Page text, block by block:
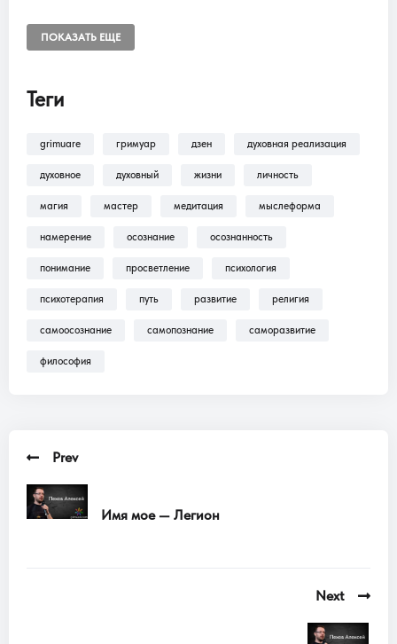
“SUBSCRIPTION ONLINE LIBRARY GRIMUARE”
В разделеПомощь >Как оформить
подписку?!— находится пошаговая инструкция
Трансляции, Аудиокниги .
ПОКАЗАТЬ ЕЩЕ
Теги
grimuare гримуар дзен духовная реализация
духовное духовный жизни личность
магия мастер медитация мыслеформа
намерение осознание осознанность
понимание просветление психология
психотерапия путь развитие религия
самоосознание самопознание саморазвитие
философия
Prev
Имя мое — Легион
Next